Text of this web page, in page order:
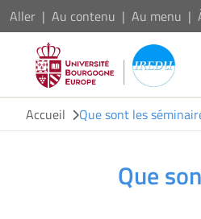
Aller Au contenu Au menu
Accueil
Que sont les
Que